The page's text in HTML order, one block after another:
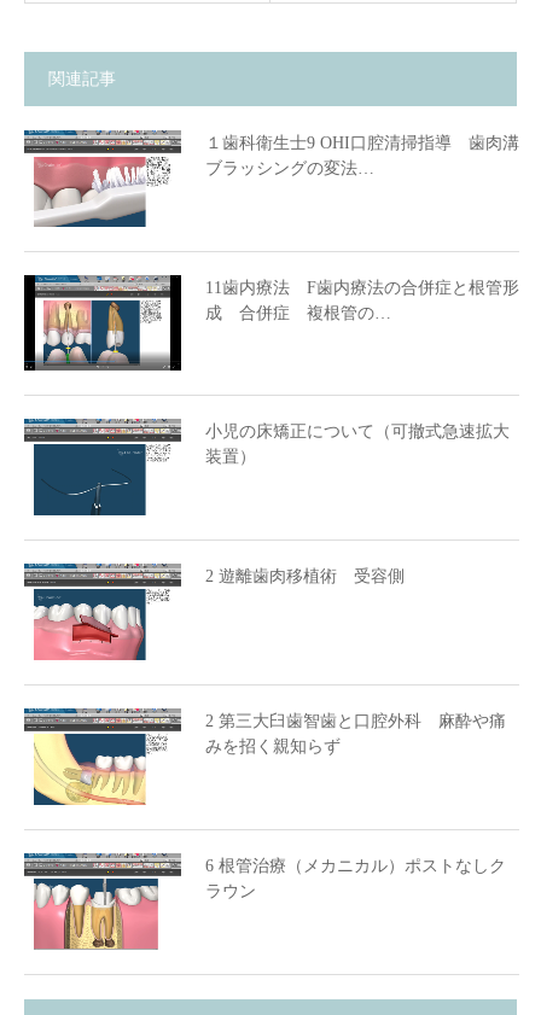
関連記事
１歯科衛生士9 OHI口腔清掃指導 歯肉溝
ブラッシングの変法…
11歯内療法 F歯内療法の合併症と根管形
成 合併症 複根管の…
小児の床矯正について（可撤式急速拡大
装置）
2 遊離歯肉移植術 受容側
2 第三大臼歯智歯と口腔外科 麻酔や痛
みを招く親知らず
6 根管治療（メカニカル）ポストなしク
ラウン